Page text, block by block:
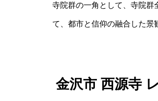
寺院群の一角として、寺院群
て、都市と信仰の融合した景
金沢市 西源寺